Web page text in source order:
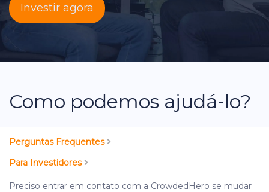
Investir agora
Como podemos ajudá-lo?
Perguntas Frequentes
Para Investidores
Preciso entrar em contato com a CrowdedHero se mudar